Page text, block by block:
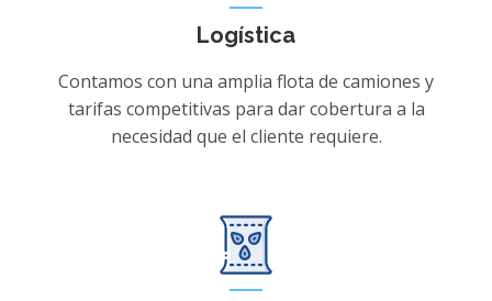
Logística
Contamos con una amplia flota de camiones y
tarifas competitivas para dar cobertura a la
necesidad que el cliente requiere.